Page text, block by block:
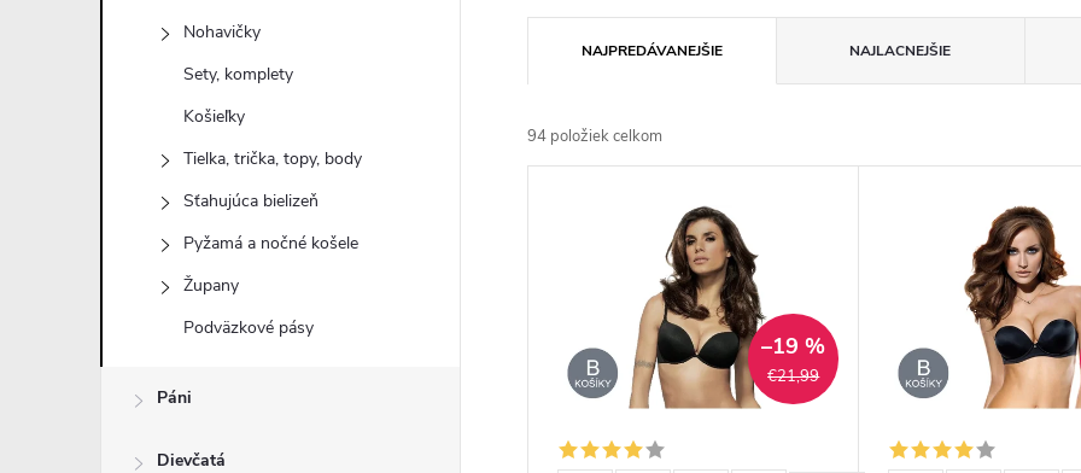
Nohavičky
Sety, komplety
Košieľky
Tielka, trička, topy, body
Sťahujúca bielizeň
Pyžamá a nočné košele
Župany
Podväzkové pásy
Páni
Dievčatá
a
d
NAJPREDÁVANEJŠIE NAJLACNEJŠIE
94 položiek celkom
€21,99
–19 %